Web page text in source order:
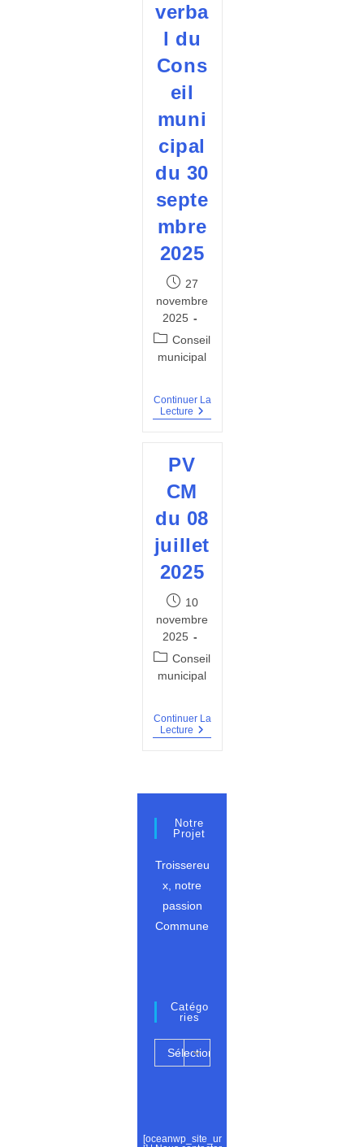
verba
l du
Cons
eil
muni
cipal
du 30
septe
mbre
2025
Publication
publiée :
27
novembre
2025
Post
category:
Conseil
municipal
Continuer La
Lecture Procès
Municipal
30
Septembre
2025
PV
CM
du 08
juillet
2025
Publication
publiée :
10
novembre
2025
Post
category:
Conseil
municipal
Continuer La
Lecture PV
2025
Notre
Projet
Troissereu
x, notre
passion
Commune
Catégo
Ries
Catégories
Sélectionner
[oceanwp_site_ur